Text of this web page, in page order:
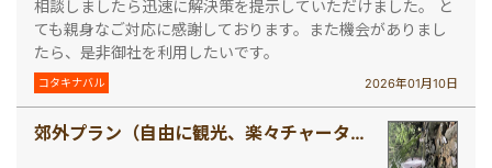
相談しましたら迅速に解決策を提示していただけました。 と
ても親身なご対応に感謝しております。また機会がありまし
たら、是非御社を利用したいです。
コタキナバル 2026年01月10日
郊外プラン（自由に観光、楽々チャータープラン！）